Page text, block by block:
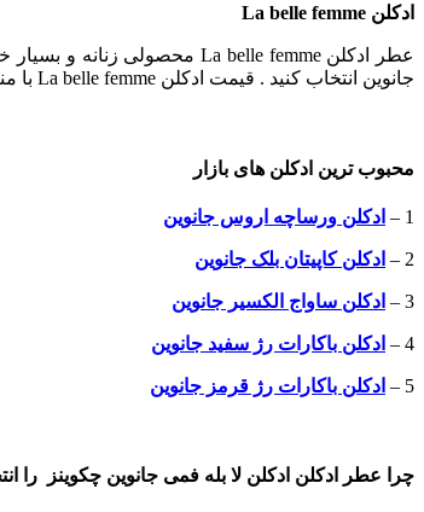
ادکلن La belle femme
جانوین انتخاب کنید . قیمت ادکلن La belle femme با مناسب ترین نرخ فروش بازار در دسترس شما می باشد . شما می توانید خرید ادکلن La belle femme اصل را در این صفحه انجام دهید .
محبوب ترین ادکلن های بازار
1 – ادکلن ورساچه اروس جانوین
2 – ادکلن کاپیتان بلک جانوین
3 – ادکلن ساواج الکسیر جانوین
4 – ادکلن باکارات رژ سفید جانوین
5 – ادکلن باکارات رژ قرمز جانوین
چرا عطر ادکلن ادکلن لا بله فمی جانوین چکوینز را